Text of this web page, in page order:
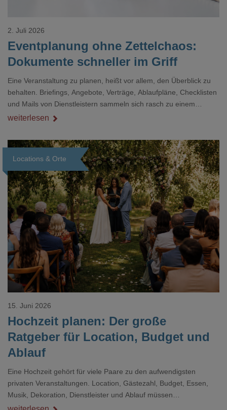
Eventplanung ohne Zettelchaos:
Dokumente schneller im Griff
2. Juli 2026
Eine Veranstaltung zu planen, heißt vor allem, den Überblick zu
behalten. Briefings, Angebote, Verträge, Ablaufpläne, Checklisten
und Mails von Dienstleistern sammeln sich rasch zu einem
unübersichtlichen Stapel. Wer schon einmal kurz vor einem Event
Dokument gesucht hat, kennt das mulmige Gefühl.
weiterlesen
Locations & Orte
Loading...
Hochzeit planen: Der große
Ratgeber für Location, Budget und
Ablauf
15. Juni 2026
Eine Hochzeit gehört für viele Paare zu den aufwendigsten
privaten Veranstaltungen. Location, Gästezahl, Budget, Essen,
Musik, Dekoration, Dienstleister und Ablauf müssen
zusammenpassen, damit der Tag gut organisiert ist und trotzdem